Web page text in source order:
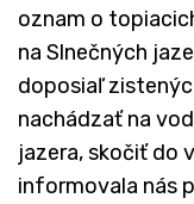
oznam o
na Slnečných
doposiaľ
nachádzať na
jazera, skočiť do
informovala nás